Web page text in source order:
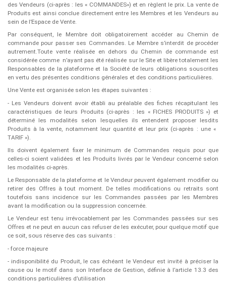
des Vendeurs (ci-après : les « ​COMMANDES») et en règlent le prix. La vente de
Produits est ainsi conclue directement entre les Membres et les Vendeurs au
sein de l’Espace de Vente.
Par conséquent, le Membre doit obligatoirement accéder au Chemin de
commande pour passer ses Commandes. Le Membre s’interdit de procéder
autrement.Toute vente réalisée en dehors du Chemin de commande est
considérée comme n’ayant pas été réalisée sur le Site et libère totalement les
Responsables de la plateforme et la Société de leurs obligations souscrites
en vertu des présentes conditions générales et des conditions particulières.
Une Vente est organisée selon les étapes suivantes :
- Les Vendeurs doivent avoir établi au préalable des fiches récapitulant les
caractéristiques de leurs Produits (ci-après : les « ​FICHES PRODUITS ») et
déterminé les modalités selon lesquelles ils entendent proposer lesdits
Produits à la vente, notamment leur quantité et leur prix (ci-après : une « ​
TARIF​ »).
Ils doivent également fixer le minimum de Commandes requis pour que
celles-ci soient validées et les Produits livrés par le Vendeur concerné selon
les modalités ci-après.
Le Responsable de la plateforme et le Vendeur peuvent également modifier ou
retirer des Offres à tout moment. De telles modifications ou retraits sont
toutefois sans incidence sur les Commandes passées par les Membres
avant la modification ou la suppression concernée.
Le Vendeur est tenu irrévocablement par les Commandes passées sur ses
Offres et ne peut en aucun cas refuser de les exécuter, pour quelque motif que
ce soit, sous réserve des cas suivants :
- force majeure
- indisponibilité du Produit, le cas échéant le Vendeur est invité à préciser la
cause ou le motif dans son Interface de Gestion, définie à l’article 13.3 des
conditions particulières d’utilisation